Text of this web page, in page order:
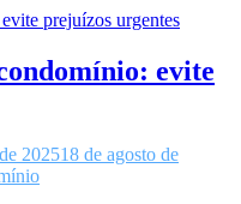
evite
202518 de agosto de